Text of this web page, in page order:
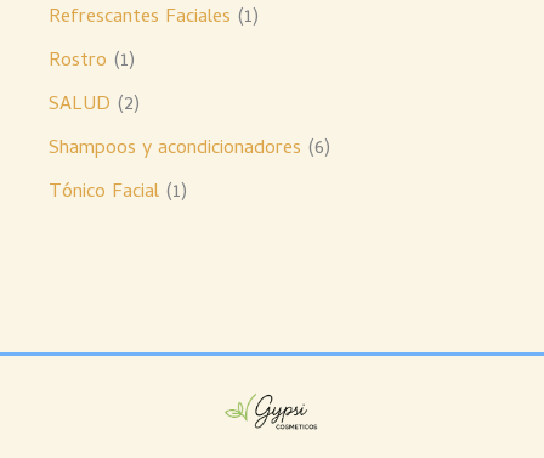
Refrescantes Faciales 1
Rostro 1
SALUD 2
Shampoos y acondicionadores 6
Tónico Facial 1